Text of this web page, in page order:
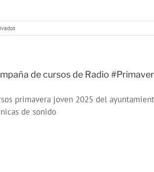
en
Campaña
Radio de cursos de Radio
primavera joven 2025 del
de sonido